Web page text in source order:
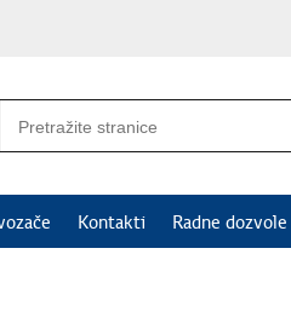
Kontakti Radne dozvole